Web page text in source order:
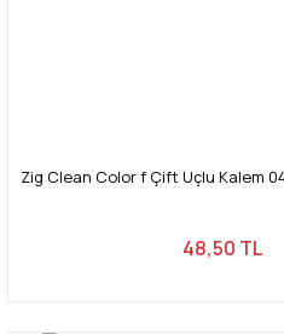
Zig Clean Color f Çift Uçlu Kalem
48,50 TL